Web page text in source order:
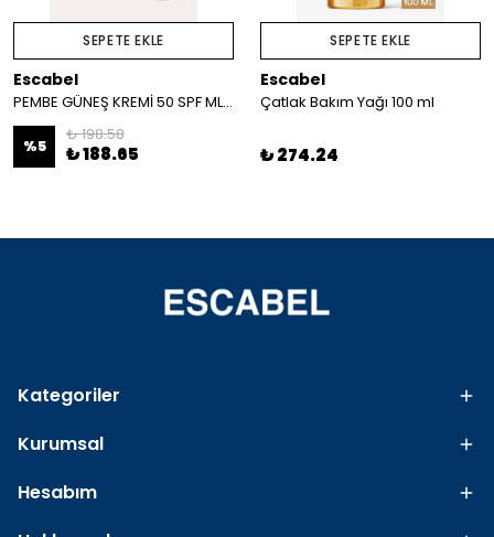
SEPETE EKLE
Escabel
PEMBE GÜNEŞ KREMİ 50 SPF ML 50 SPF
%5
₺ 198.58
₺ 188.65
SEPETE EKLE
Escabel
Çatlak Bakım Yağı 100 ml
₺ 274.24
Kategoriler
Kurumsal
Hesabım